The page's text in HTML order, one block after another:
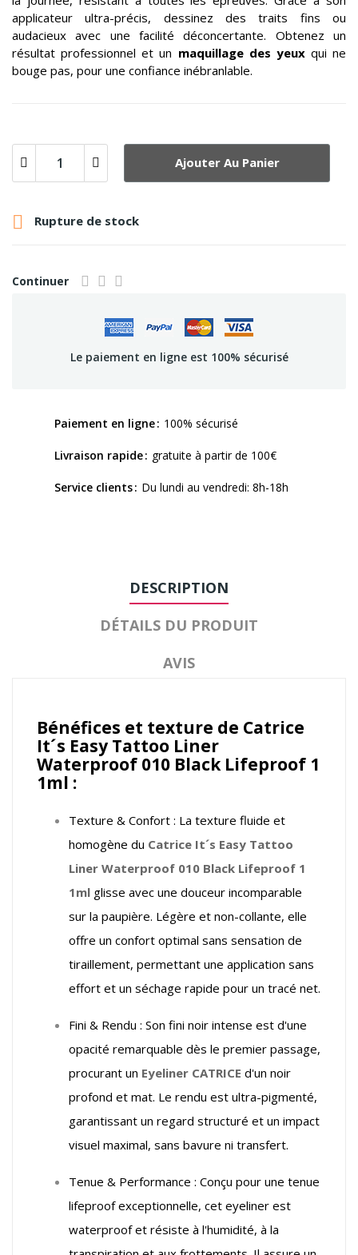
applicateur ultra-précis, dessinez des traits fins ou
audacieux avec une facilité déconcertante. Obtenez un
résultat professionnel et un maquillage des yeuxqui ne
bouge pas, pour une confiance inébranlable.
Ajouter Au Panier
 Rupture de stock
Continuer
Le paiement en ligne est 100% sécurisé
Paiement en ligne 100% sécurisé
Livraison rapide gratuite à partir de 100€
Service clients Du lundi au vendredi: 8h-18h
DESCRIPTION
DÉTAILS DU PRODUIT
AVIS
Bénéfices et texture de Catrice
It´s Easy Tattoo Liner
Waterproof 010 Black Lifeproof 1
1ml :
Texture & Confort : La texture fluide et
homogène du Catrice It´s Easy Tattoo
Liner Waterproof 010 Black Lifeproof 1
1ml glisse avec une douceur incomparable
sur la paupière. Légère et non-collante, elle
offre un confort optimal sans sensation de
tiraillement, permettant une application sans
effort et un séchage rapide pour un tracé net.
Fini & Rendu : Son fini noir intense est d'une
opacité remarquable dès le premier passage,
procurant un Eyeliner CATRICE d'un noir
profond et mat. Le rendu est ultra-pigmenté,
garantissant un regard structuré et un impact
visuel maximal, sans bavure ni transfert.
Tenue & Performance : Conçu pour une tenue
lifeproof exceptionnelle, cet eyeliner est
waterproof et résiste à l'humidité, à la